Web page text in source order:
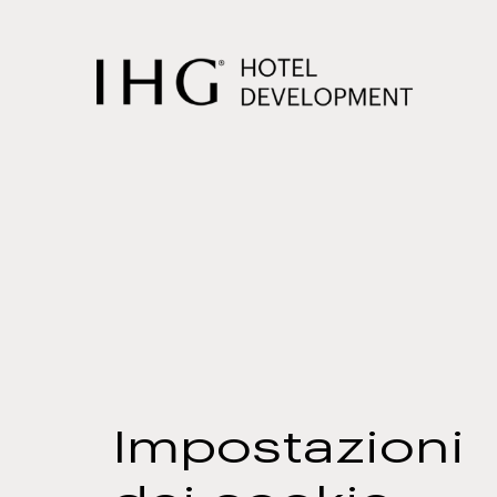
CONTENUTO
PRINCIPALE
Impostazioni